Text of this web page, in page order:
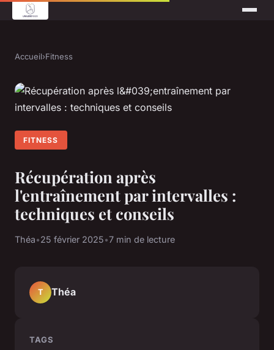
Accueil›Fitness
FITNESS
Récupération après
l'entraînement par intervalles :
techniques et conseils
Théa•25 février 2025•7 min de lecture
T Théa
TAGS